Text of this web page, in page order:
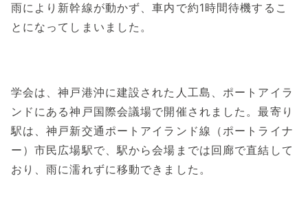
雨により新幹線が動かず、車内で約1時間待機するこ
とになってしまいました。
学会は、神戸港沖に建設された人工島、ポートアイラ
ンドにある神戸国際会議場で開催されました。最寄り
駅は、神戸新交通ポートアイランド線（ポートライナ
ー）市民広場駅で、駅から会場までは回廊で直結して
おり、雨に濡れずに移動できました。